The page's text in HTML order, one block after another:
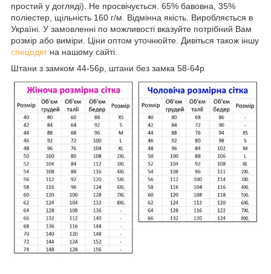
простий у догляді). Не просвічується. 65% бавовна, 35%
поліестер, щільність 160 г/м. Відмінна якість. Виробляється в
Україні. У замовленні по можливості вказуйте потрібний Вам
розмір або виміри. Ціни оптом уточнюйте. Дивіться також іншу
спецодяг на нашому сайті.
Штани з замком 44-56р, штани без замка 58-64р